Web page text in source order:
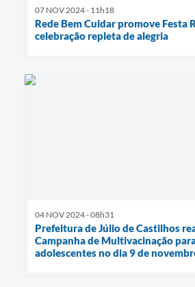
07 NOV 2024 - 11h18
Rede Bem Cuidar promove Festa
celebração repleta de alegria
04 NOV 2024 - 08h31
Prefeitura de Júlio de Castilhos
Campanha de Multivacinação
adolescentes no dia 9 de